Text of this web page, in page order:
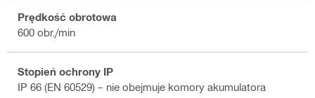
Prędkość obrotowa
600 obr./min
Stopień ochrony IP
IP 66 (EN 60529) – nie obejmuje komory akumulatora